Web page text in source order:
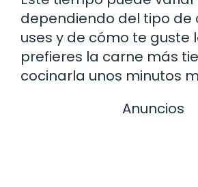
dependiendo del tipo de
uses y de cómo te guste
prefieres la carne más
cocinarla unos minutos
Anuncios